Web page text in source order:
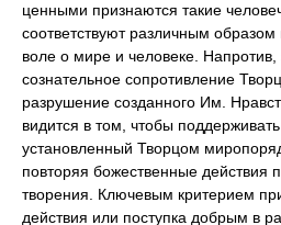
ценными признаются такие
соответствуют различным
воле о мире и человеке. Напротив,
сознательное сопротивление
разрушение созданного Им.
видится в том, чтобы
установленный Творцом
повторяя божественные действия
творения. Ключевым критерием
действия или поступка добрым в